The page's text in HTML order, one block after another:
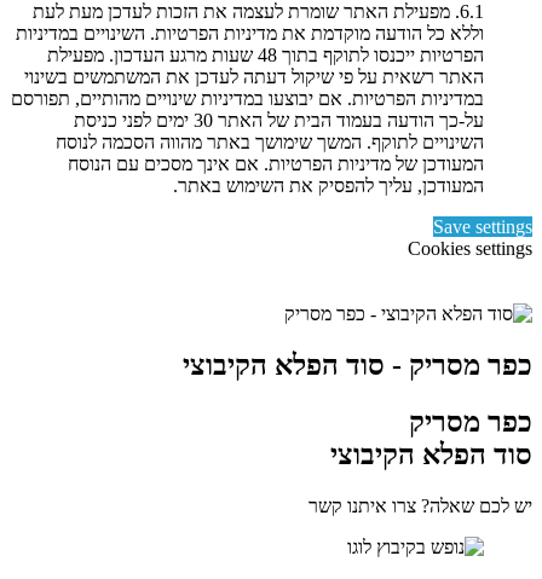
6.1. מפעילת האתר שומרת לעצמה את הזכות לעדכן מעת לעת
וללא כל הודעה מוקדמת את מדיניות הפרטיות. השינויים במדיניות
הפרטיות ייכנסו לתוקף בתוך 48 שעות מרגע העדכון. מפעילת
האתר רשאית על פי שיקול דעתה לעדכן את המשתמשים בשינוי
במדיניות הפרטיות. אם יבוצעו במדיניות שינויים מהותיים, תפורסם
על-כך הודעה בעמוד הבית של האתר 30 ימים לפני כניסת
השינויים לתוקף. המשך שימושך באתר מהווה הסכמה לנוסח
המעודכן של מדיניות הפרטיות. אם אינך מסכים עם הנוסח
המעודכן, עליך להפסיק את השימוש באתר.
Save settings
Cookies settings
כפר מסריק - סוד הפלא הקיבוצי
כפר מסריק
סוד הפלא הקיבוצי
יש לכם שאלה? צרו איתנו קשר